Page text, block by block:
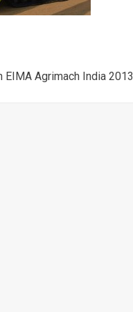
EIMA Agrimach India 2013